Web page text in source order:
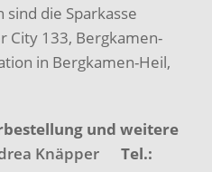
die Sparkasse
City 133, Bergkamen-
in Bergkamen-Heil,
und weitere
Knäpper Tel.: